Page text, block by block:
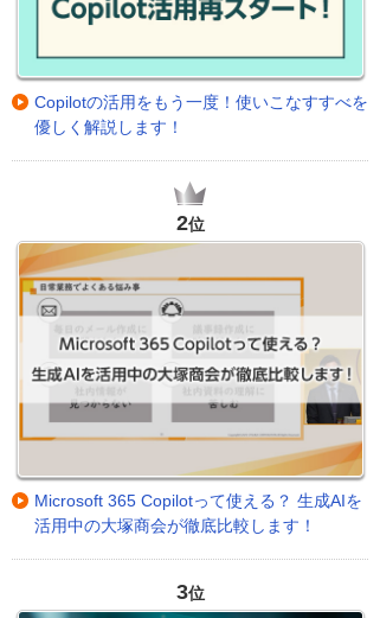
Copilotの活用をもう一度！使いこなすすべを
優しく解説します！
2位
Microsoft 365 Copilotって使える？ 生成AIを
活用中の大塚商会が徹底比較します！
3位